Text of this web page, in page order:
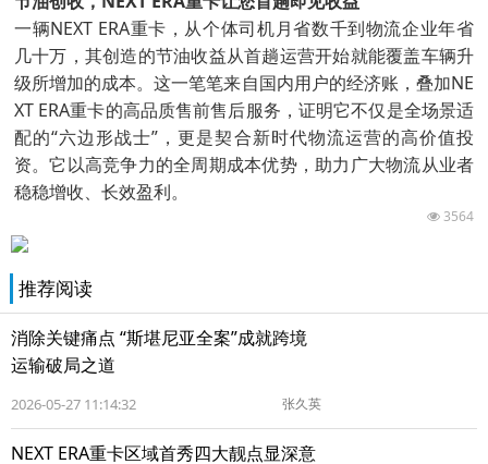
一辆NEXT ERA重卡，从个体司机月省数千到物流企业年省
几十万，其创造的节油收益从首趟运营开始就能覆盖车辆升
级所增加的成本。这一笔笔来自国内用户的经济账，叠加NE
XT ERA重卡的高品质售前售后服务，证明它不仅是全场景适
配的“六边形战士”，更是契合新时代物流运营的高价值投
资。它以高竞争力的全周期成本优势，助力广大物流从业者
稳稳增收、长效盈利。
3564
推荐阅读
消除关键痛点 “斯堪尼亚全案”成就跨境
运输破局之道
2026-05-27 11:14:32 张久英
NEXT ERA重卡区域首秀四大靓点显深意